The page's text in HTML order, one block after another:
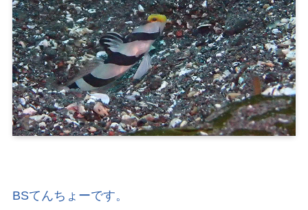
BSてんちょーです。